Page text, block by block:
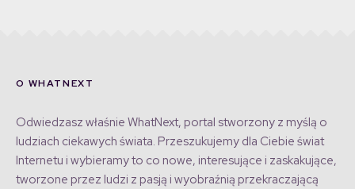
O WHATNEXT
Odwiedzasz właśnie WhatNext, portal stworzony z myślą o
ludziach ciekawych świata. Przeszukujemy dla Ciebie świat
Internetu i wybieramy to co nowe, interesujące i zaskakujące,
tworzone przez ludzi z pasją i wyobraźnią przekraczającą